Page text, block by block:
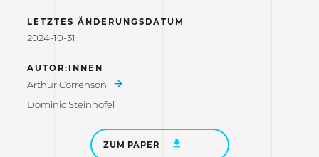
LETZTES ÄNDERUNGSDATUM
2024-10-31
AUTOR:INNEN
Arthur Correnson
Dominic Steinhöfel
ZUM PAPER